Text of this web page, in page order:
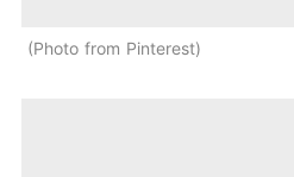
Photo from Pinterest